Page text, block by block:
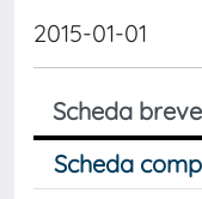
2015-01-01
Scheda breve
Scheda